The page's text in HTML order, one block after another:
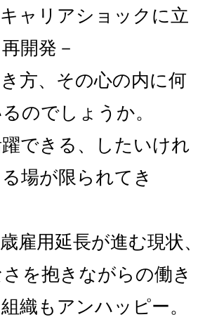
ャリアショックに立
開発－
方、その心の内に何
のでしょうか。
躍できる、したいけれ
場が限られてき
雇用延長が進む現状、
を抱きながらの働き
織もアンハッピー。